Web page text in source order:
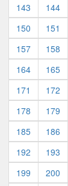
143
144
150
151
157
158
164
165
171
172
178
179
185
186
192
193
199
200